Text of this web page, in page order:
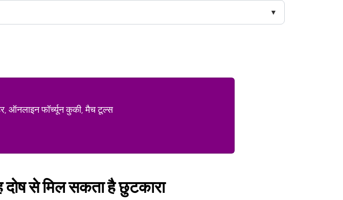
ऑनलाइन फॉर्च्यून कुकी, मैच टूल्स
दोष से मिल सकता है छुटकारा